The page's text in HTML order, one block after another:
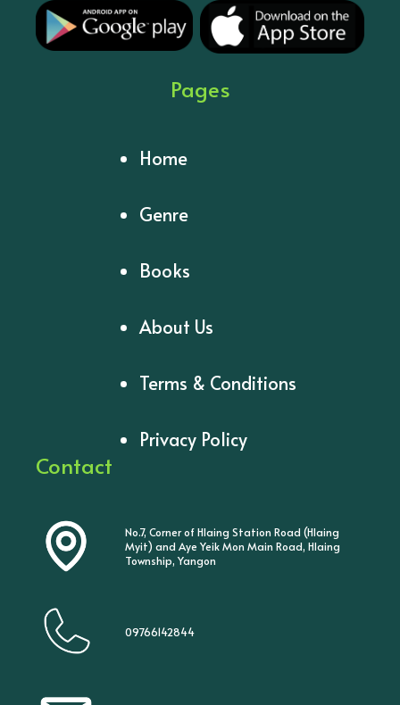
Pages
Home
Genre
Books
About Us
Terms & Conditions
Privacy Policy
Contact
No.7, Corner of Hlaing Station Road (Hlaing
Myit) and Aye Yeik Mon Main Road, Hlaing
Township, Yangon
09766142844